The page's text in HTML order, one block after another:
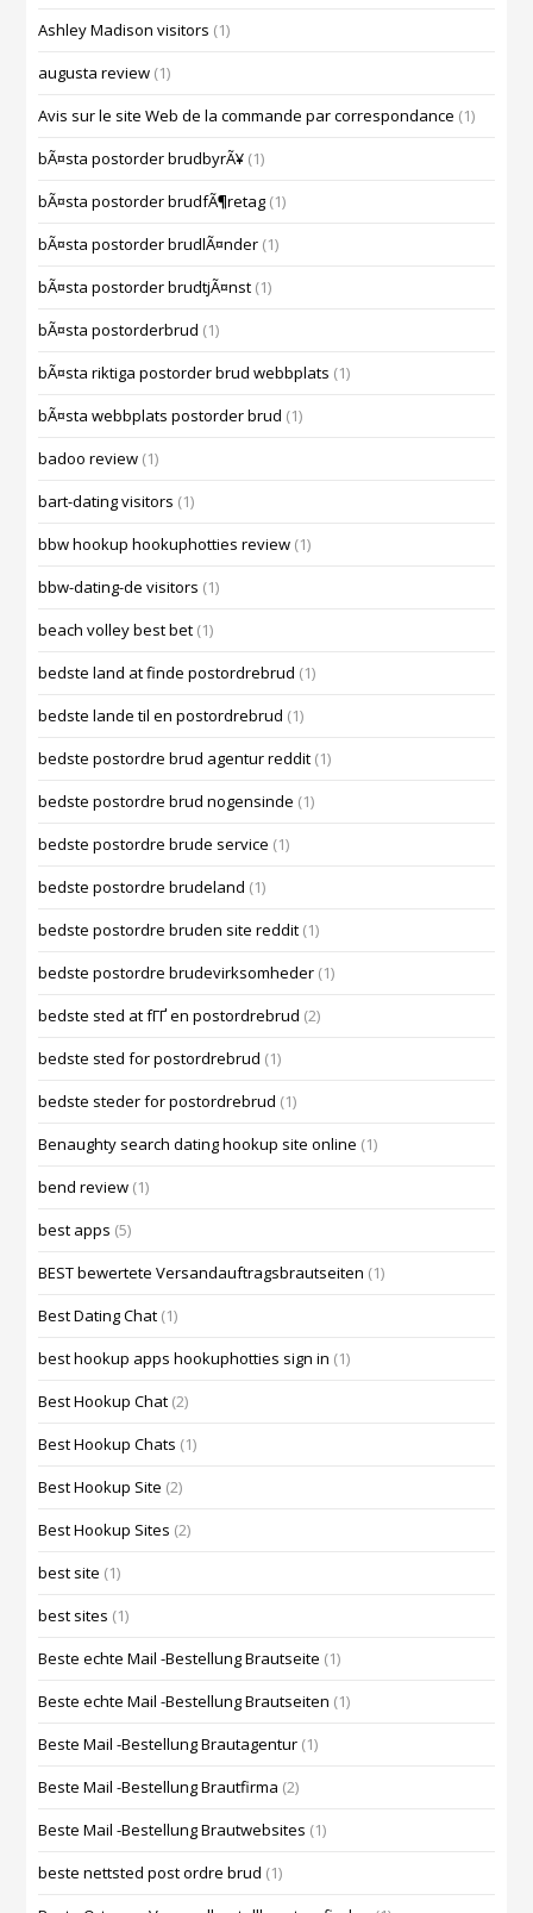
Ashley Madison visitors (1)
augusta review (1)
Avis sur le site Web de la commande par correspondance (1)
bÃ¤sta postorder brudbyrÃ¥ (1)
bÃ¤sta postorder brudfÃ¶retag (1)
bÃ¤sta postorder brudlÃ¤nder (1)
bÃ¤sta postorder brudtjÃ¤nst (1)
bÃ¤sta postorderbrud (1)
bÃ¤sta riktiga postorder brud webbplats (1)
bÃ¤sta webbplats postorder brud (1)
badoo review (1)
bart-dating visitors (1)
bbw hookup hookuphotties review (1)
bbw-dating-de visitors (1)
beach volley best bet (1)
bedste land at finde postordrebrud (1)
bedste lande til en postordrebrud (1)
bedste postordre brud agentur reddit (1)
bedste postordre brud nogensinde (1)
bedste postordre brude service (1)
bedste postordre brudeland (1)
bedste postordre bruden site reddit (1)
bedste postordre brudevirksomheder (1)
bedste sted at fГҐ en postordrebrud (2)
bedste sted for postordrebrud (1)
bedste steder for postordrebrud (1)
Benaughty search dating hookup site online (1)
bend review (1)
best apps (5)
BEST bewertete Versandauftragsbrautseiten (1)
Best Dating Chat (1)
best hookup apps hookuphotties sign in (1)
Best Hookup Chat (2)
Best Hookup Chats (1)
Best Hookup Site (2)
Best Hookup Sites (2)
best site (1)
best sites (1)
Beste echte Mail -Bestellung Brautseite (1)
Beste echte Mail -Bestellung Brautseiten (1)
Beste Mail -Bestellung Brautagentur (1)
Beste Mail -Bestellung Brautfirma (2)
Beste Mail -Bestellung Brautwebsites (1)
beste nettsted post ordre brud (1)